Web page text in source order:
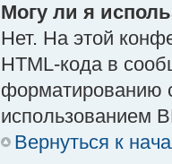
Могу ли я
Нет. На этой
HTML-кода в
форматированию
использованием
Вернуться к